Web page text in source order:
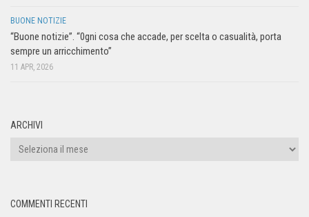
BUONE NOTIZIE
“Buone notizie”. “0gni cosa che accade, per scelta o casualità, porta
sempre un arricchimento”
11 APR, 2026
ARCHIVI
COMMENTI RECENTI